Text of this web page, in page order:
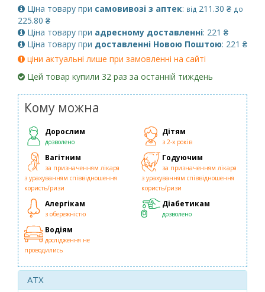
Ціна товару при самовивозі з аптек: від 211.30 ₴ до
225.80 ₴
Ціна товару при адресному доставленні: 221 ₴
Ціна товару при доставленні Новою Поштою: 221 ₴
ціни актуальні лише при замовленні на сайті
Цей товар купили 32 раз за останній тиждень
Кому можна
Дорослим
дозволено
Дітям
з 2-х років
Вагітним
за призначенням лікаря
з урахуванням співвідношення
користь/ризи
Годуючим
за призначенням лікаря
з урахуванням співвідношення
користь/ризи
Алергікам
з обережністю
Діабетикам
дозволено
Водіям
дослідження не
проводились
ATX